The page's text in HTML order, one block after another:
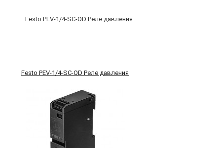
Festo PEV-1/4-SC-OD Реле давления